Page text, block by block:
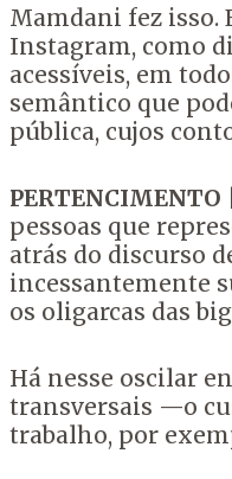
Mamdani fez isso.
Instagram, como
acessíveis, em
semântico que
pública, cujos
PERTENCIMENTO
pessoas que
atrás do discurso
incessantemente
os oligarcas das
Há nesse oscilar
transversais —o
trabalho, por